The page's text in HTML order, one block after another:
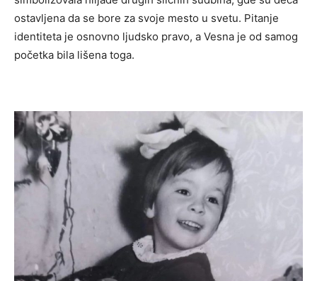
ostavljena da se bore za svoje mesto u svetu. Pitanje
identiteta je osnovno ljudsko pravo, a Vesna je od samog
početka bila lišena toga.